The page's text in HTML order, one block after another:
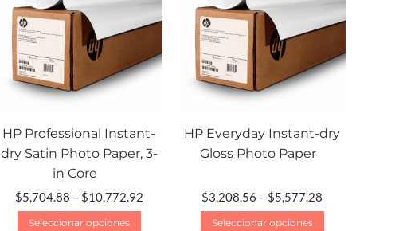
HP Professional Instant-
dry Satin Photo Paper, 3-
in Core
$5,704.88 – $10,772.92
Seleccionar opciones
HP Everyday Instant-dry
Gloss Photo Paper
$3,208.56 – $5,577.28
Seleccionar opciones